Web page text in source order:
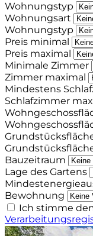
Wohnungstyp
Wohnungsart
Wohnungstyp
Preis minimal
Preis maximal
Minimale Zimmer
Zimmer maximal
Mindestens
Schlafzimmer
Bauzeitraum
Lage des Gartens
Bewohnung
Ich stimme